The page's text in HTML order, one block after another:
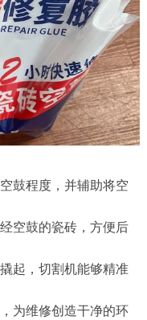
鼓程度，并辅助将空
空鼓的瓷砖，方便后
起，切割机能够精准
为维修创造干净的环